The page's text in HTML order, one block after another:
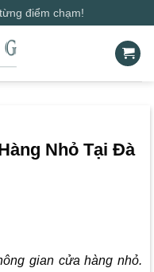
điểm chạm!
Nhỏ Tại Đà
gian cửa hàng nhỏ.